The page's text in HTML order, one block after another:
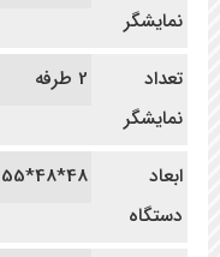
نمایشگر
تعداد
نمایشگر
2 طرفه
ابعاد
دستگاه
48*48*55 سانتی متر